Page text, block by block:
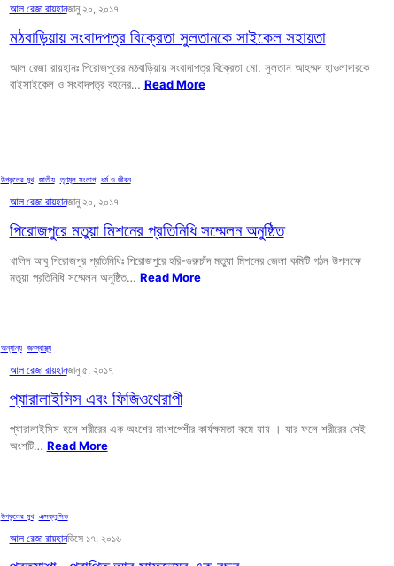
আল রেজা রায়হানজানু ২০, ২০১৭
মঠবাড়িয়ায় সংবাদপত্র বিক্রেতা সুলতানকে সাইকেল সহায়তা
আল রেজা রায়হানঃ পিরোজপুরের মঠবাড়িয়ায় সংবাদাপত্র বিক্রেতা মো. সুলতান আহম্মদ হাওলাদারকে
বাইসাইকেল ও সংবাদপত্র বহনের… Read More
উপকূলের মুখ, জাতীয়, তৃণমূল সংলাপ, ধর্ম ও জীবন
আল রেজা রায়হানজানু ২০, ২০১৭
পিরোজপুরে মতুয়া মিশনের প্রতিনিধি সম্মেলন অনুষ্ঠিত
খালিদ আবু পিরোজপুর প্রতিনিধিঃ পিরোজপুরে হরি-গুরুচাঁদ মতুয়া মিশনের জেলা কমিটি গঠন উপলক্ষে
মতুয়া প্রতিনিধি সম্মেলন অনুষ্ঠিত… Read More
অন্যান্য, জনস্বাস্থ্য
আল রেজা রায়হানজানু ৫, ২০১৭
প্যারালাইসিস এবং ফিজিওথেরাপী
প্যারালাইসিস হলে শরীরের এক অংশের মাংশপেশীর কার্যক্ষমতা কমে যায় । যার ফলে শরীরের সেই
অংশটি… Read More
উপকূলের মুখ, এক্সক্লুসিভ
আল রেজা রায়হানডিসে ১৭, ২০১৬